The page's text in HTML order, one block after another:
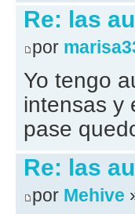
Re: las
por
Yo tengo
intensas y
pase
Re: las
por Mehive